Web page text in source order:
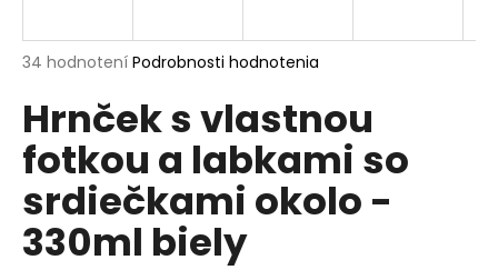
Priemerné
produktu
je
4,9
5
hviezdičiek.
34 hodnotení Podrobnosti hodnotenia
Hrnček s vlastnou
fotkou a labkami so
srdiečkami okolo -
330ml biely
j
ť
?
HĽADAŤ